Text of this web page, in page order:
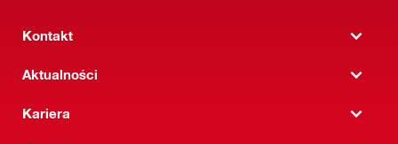
Kontakt
Aktualności
Kariera